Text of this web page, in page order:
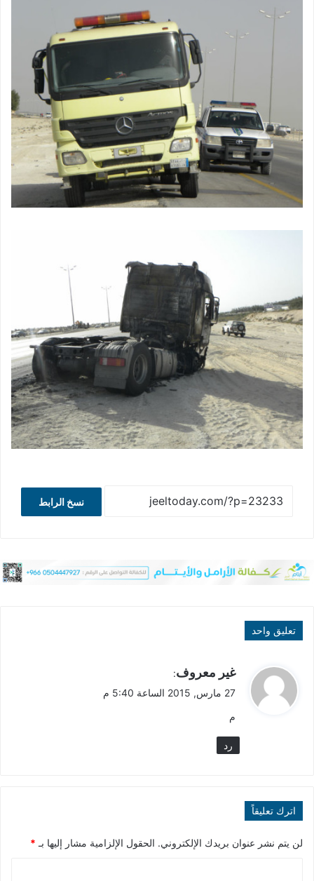
نسخ الرابط
تعليق واحد
ي
ق
ل
غير معروف:
27 مارس, 2015 الساعة 5:40 م
م
رد
اترك تعليقاً
لن يتم نشر عنوان بريدك الإلكتروني. الحقول الإلزامية مشار إليها بـ *